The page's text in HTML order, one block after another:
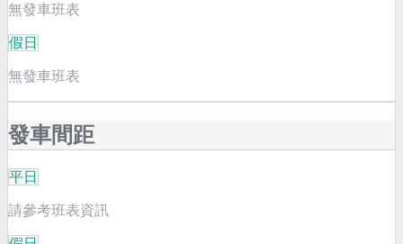
無發車班表
假日
無發車班表
發車間距
平日
請參考班表資訊